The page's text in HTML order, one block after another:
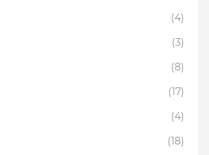
(4)
(3)
(8)
(17)
(4)
(18)